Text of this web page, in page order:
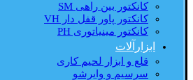
کانکتور بین راهی SM
کانکتور پاور قفل دار VH
کانکتور مینیاتوری PH
ابزارآلات
قلع و ابزار لحیم کاری
سرسیم و وایرشو